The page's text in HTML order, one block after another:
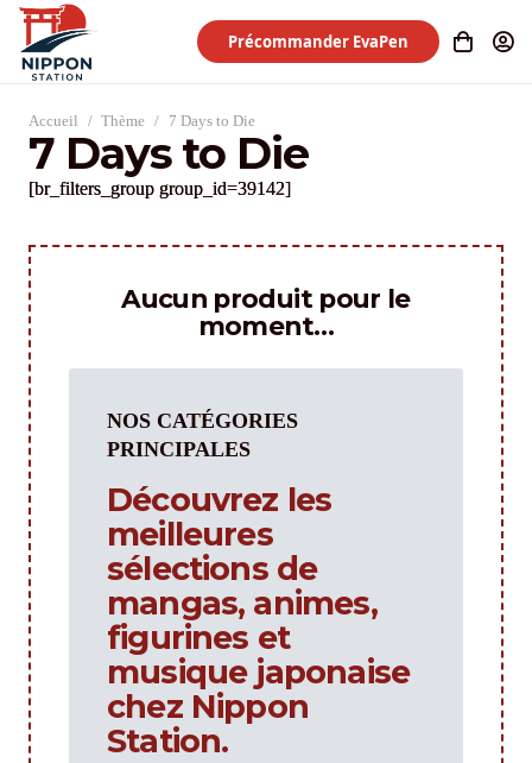
Précommander EvaPen
Accueil / Thème / 7 Days to Die
7 Days to Die
[br_filters_group group_id=39142]
Aucun produit pour le
moment…
NOS CATÉGORIES
PRINCIPALES
Découvrez les
meilleures
sélections de
mangas, animes,
figurines et
musique japonaise
chez Nippon
Station.